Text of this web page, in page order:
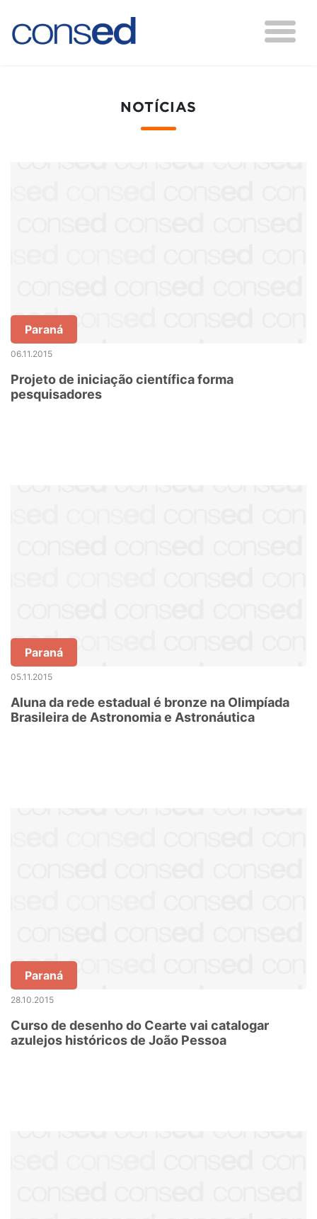
NOTÍCIAS
Paraná
06.11.2015
Projeto de iniciação científica forma
pesquisadores
Paraná
05.11.2015
Aluna da rede estadual é bronze na Olimpíada
Brasileira de Astronomia e Astronáutica
Paraná
28.10.2015
Curso de desenho do Cearte vai catalogar
azulejos históricos de João Pessoa